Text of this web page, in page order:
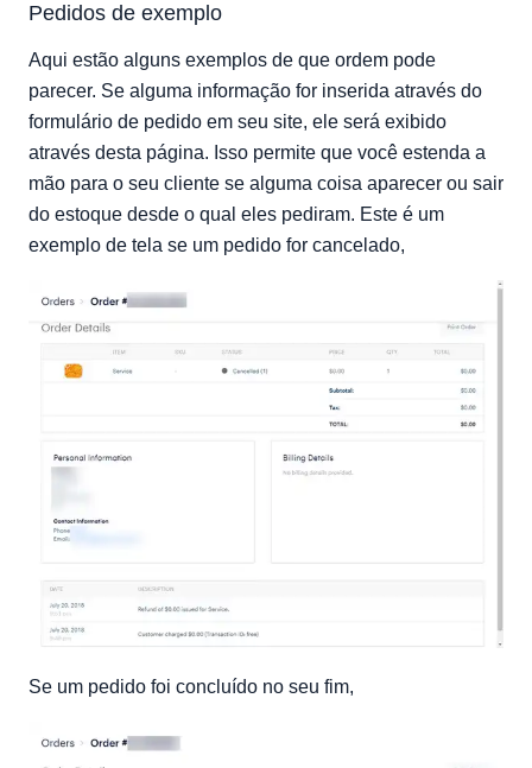
Pedidos de exemplo
Aqui estão alguns exemplos de que ordem pode
parecer. Se alguma informação for inserida através do
formulário de pedido em seu site, ele será exibido
através desta página. Isso permite que você estenda a
mão para o seu cliente se alguma coisa aparecer ou sair
do estoque desde o qual eles pediram. Este é um
exemplo de tela se um pedido for cancelado,
Se um pedido foi concluído no seu fim,